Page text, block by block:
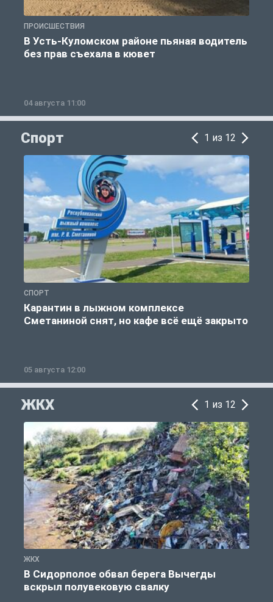
ПРОИСШЕСТВИЯ
В Усть-Куломском районе пьяная водитель
без прав съехала в кювет
04 августа 11:00
Спорт 1 из 12
СПОРТ
Карантин в лыжном комплексе
Сметаниной снят, но кафе всё ещё закрыто
05 августа 12:00
ЖКХ 1 из 12
ЖКХ
В Сидорполое обвал берега Вычегды
вскрыл полувековую свалку